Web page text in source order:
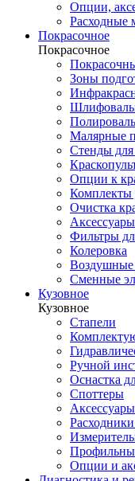
Опции,
Расходные
Покрасочное
Покрасочное
Зоны
Малярные
Стенды для
Опции к
Комплекты
Очистка
Фильтры
Колеровка
Сменные
Кузовное
Кузовное
Стапели
Ручной
Оснастка
Споттеры
Опции и